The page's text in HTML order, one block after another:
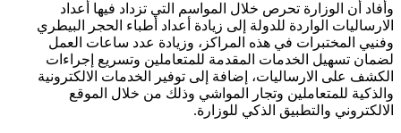
وأفاد أن الوزارة تحرص خلال المواسم التي تزداد فيها أعداد
الارساليات الواردة للدولة إلى زيادة أعداد أطباء الحجر البيطري
وفنيي المختبرات في هذه المراكز، وزيادة عدد ساعات العمل
لضمان تسهيل الخدمات المقدمة للمتعاملين وتسريع إجراءات
الكشف على الارساليات، إضافة إلى توفير الخدمات الالكترونية
والذكية للمتعاملين وتجار المواشي وذلك من خلال الموقع
الالكتروني والتطبيق الذكي للوزارة.